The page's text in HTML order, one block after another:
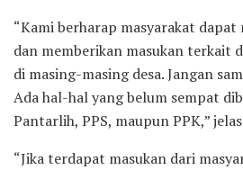
“Kami berharap masyarakat dapat
dan memberikan masukan terkait
di masing-masing desa. Jangan
Ada hal-hal yang belum sempat
Pantarlih, PPS, maupun PPK,”
“Jika terdapat masukan dari